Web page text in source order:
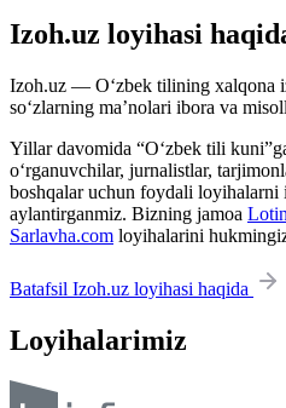
Izoh.uz loyihasi
Izoh.uz — O‘zbek tilining xalqona
so‘zlarning ma’nolari ibora va
Yillar davomida “O‘zbek tili
o‘rganuvchilar, jurnalistlar,
boshqalar uchun foydali loyihalarni
aylantirganmiz. Bizning jamoa
Sarlavha.com loyihalarini
Batafsil Izoh.uz loyihasi haqida
Loyihalarimiz